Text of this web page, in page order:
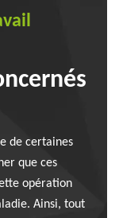
de certaines
que ces
opération
Ainsi, tout